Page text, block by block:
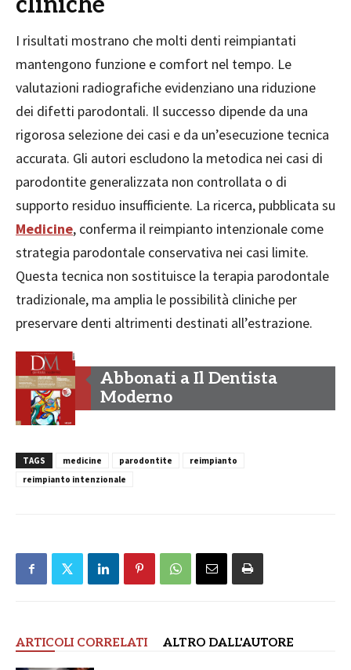
I risultati mostrano che molti denti reimpiantati
mantengono funzione e comfort nel tempo. Le
valutazioni radiografiche evidenziano una riduzione
dei difetti parodontali. Il successo dipende da una
rigorosa selezione dei casi e da un’esecuzione tecnica
accurata. Gli autori escludono la metodica nei casi di
parodontite generalizzata non controllata o di
supporto residuo insufficiente. La ricerca, pubblicata su
Medicine, conferma il reimpianto intenzionale come
strategia parodontale conservativa nei casi limite.
Questa tecnica non sostituisce la terapia parodontale
tradizionale, ma amplia le possibilità cliniche per
preservare denti altrimenti destinati all’estrazione.
Abbonati a Il Dentista
Moderno
TAGS medicine parodontite
reimpianto
reimpianto intenzionale
ARTICOLI CORRELATI ALTRO DALL'AUTORE